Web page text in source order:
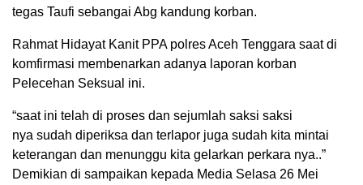
tegas Taufi sebangai Abg kandung korban.
Rahmat Hidayat Kanit PPA polres Aceh Tenggara saat di
komfirmasi membenarkan adanya laporan korban
Pelecehan Seksual ini.
“saat ini telah di proses dan sejumlah saksi saksi
nya sudah diperiksa dan terlapor juga sudah kita mintai
keterangan dan menunggu kita gelarkan perkara nya..”
Demikian di sampaikan kepada Media Selasa 26 Mei